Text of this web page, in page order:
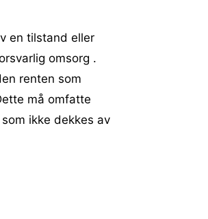
en tilstand eller
omsorg .
renten som
må omfatte
ikke dekkes av